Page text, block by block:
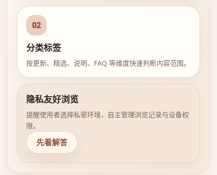
02
分类标签
按更新、精选、说明、FAQ 等维度快速判断内容范围。
隐私友好浏览
提醒使用者选择私密环境，自主管理浏览记录与设备权
限。
先看解答